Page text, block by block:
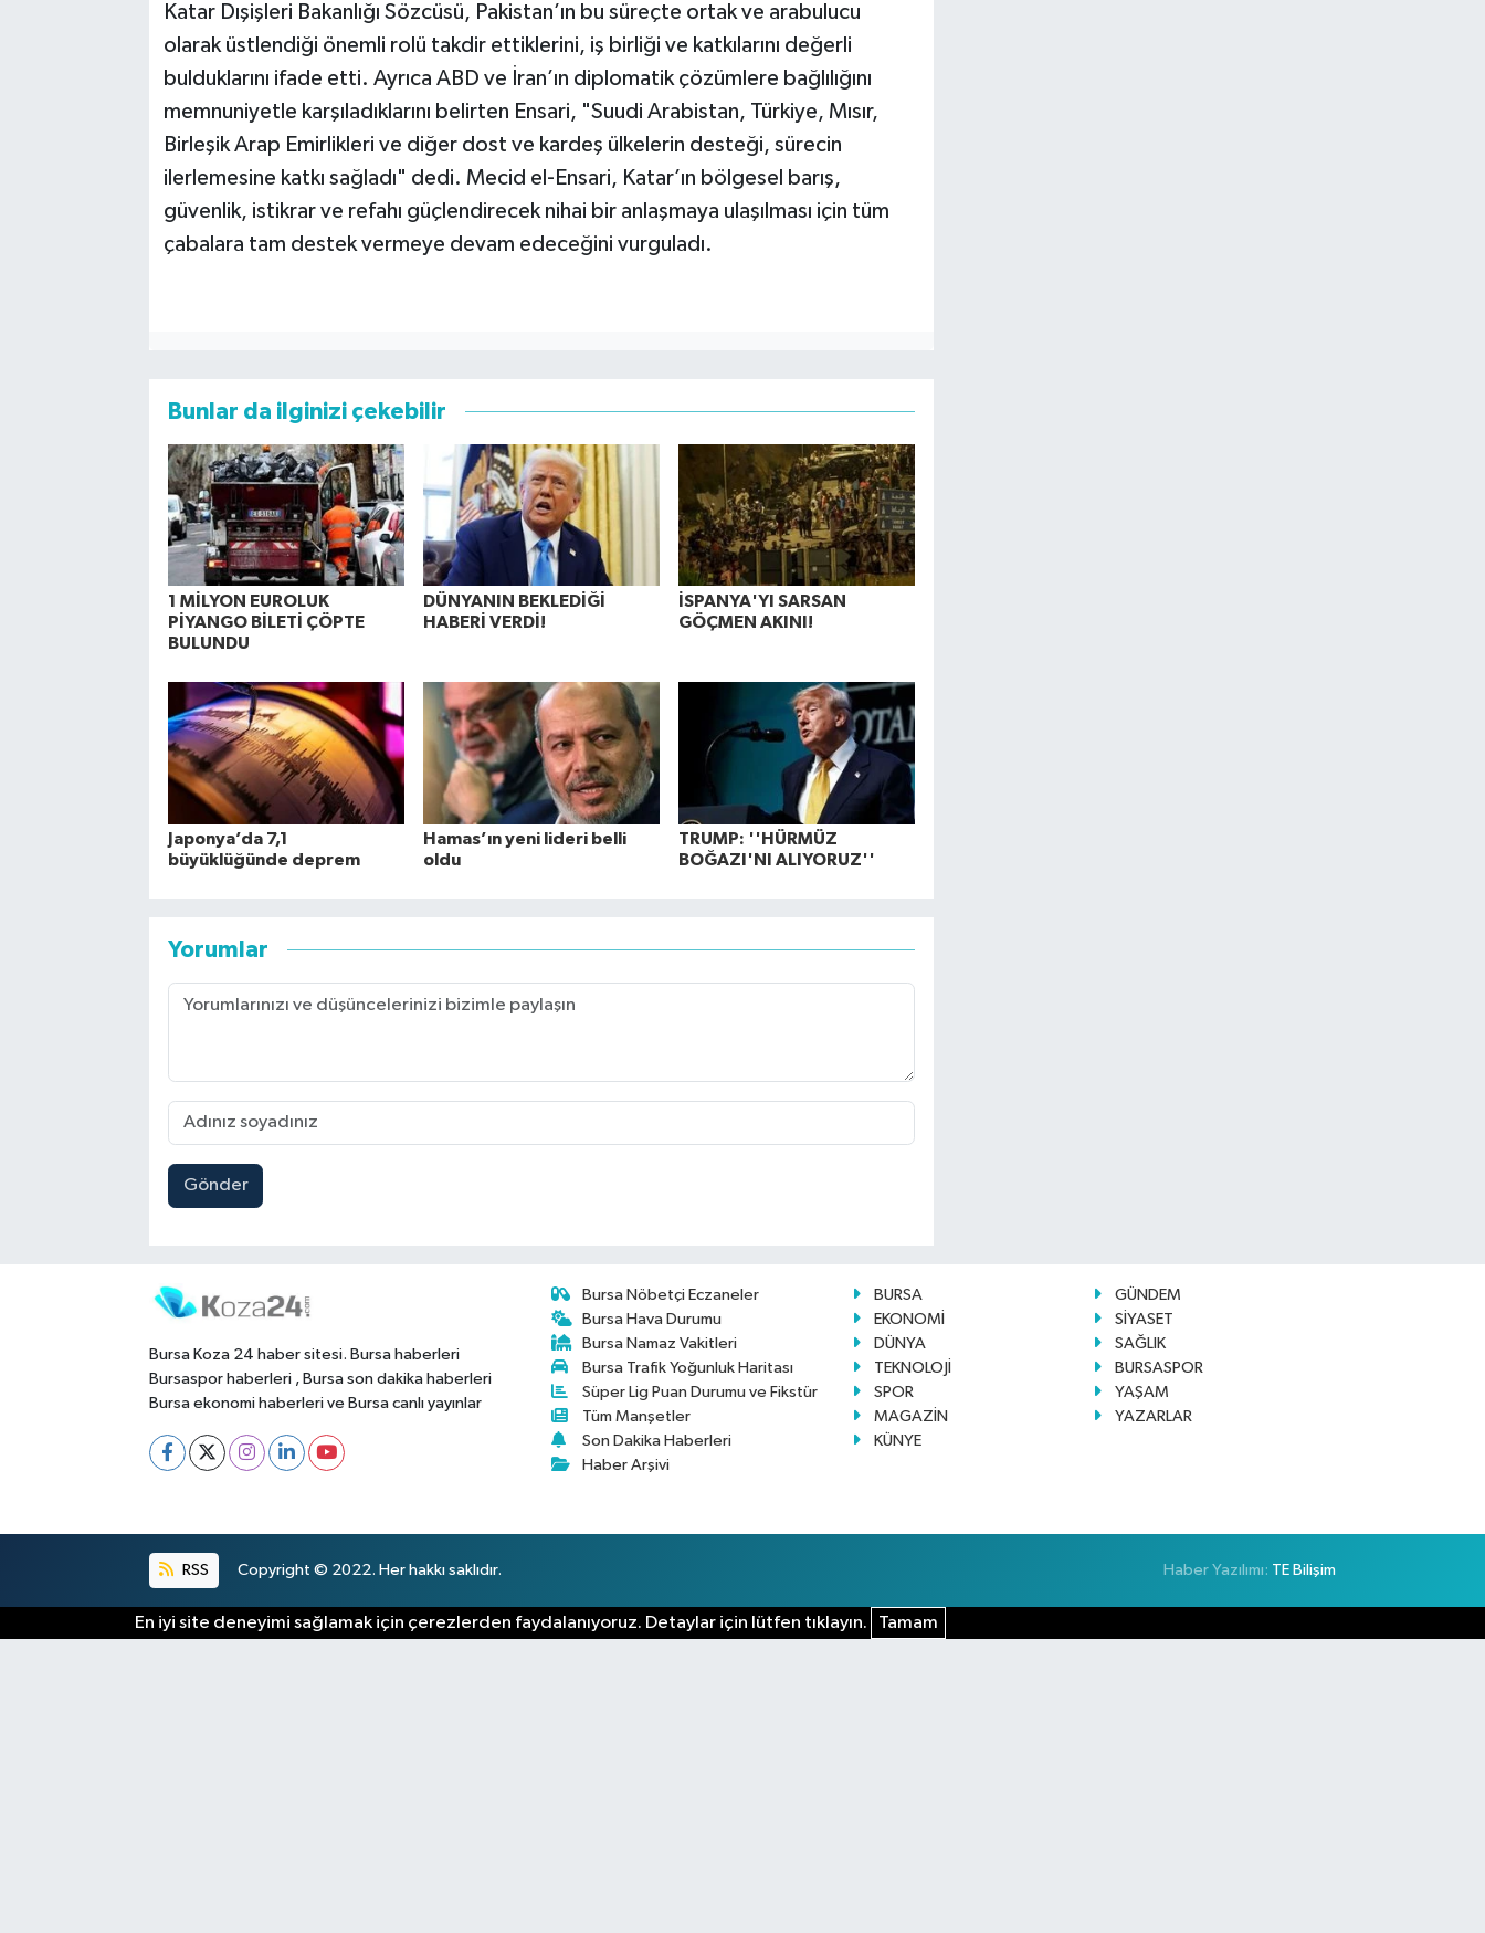
Katar Dışişleri Bakanlığı Sözcüsü, Pakistan’ın bu süreçte ortak ve arabulucu
olarak üstlendiği önemli rolü takdir ettiklerini, iş birliği ve katkılarını değerli
bulduklarını ifade etti. Ayrıca ABD ve İran’ın diplomatik çözümlere bağlılığını
memnuniyetle karşıladıklarını belirten Ensari, "Suudi Arabistan, Türkiye, Mısır,
Birleşik Arap Emirlikleri ve diğer dost ve kardeş ülkelerin desteği, sürecin
ilerlemesine katkı sağladı" dedi. Mecid el-Ensari, Katar’ın bölgesel barış,
güvenlik, istikrar ve refahı güçlendirecek nihai bir anlaşmaya ulaşılması için tüm
çabalara tam destek vermeye devam edeceğini vurguladı.
Bunlar da ilginizi çekebilir
1 MİLYON EUROLUK
PİYANGO BİLETİ ÇÖPTE
BULUNDU
DÜNYANIN BEKLEDİĞİ
HABERİ VERDİ!
İSPANYA'YI SARSAN
GÖÇMEN AKINI!
Japonya’da 7,1
büyüklüğünde deprem
Hamas’ın yeni lideri belli
oldu
TRUMP: ''HÜRMÜZ
BOĞAZI'NI ALIYORUZ''
Yorumlar
Gönder
Bursa Koza 24 haber sitesi. Bursa haberleri
Bursaspor haberleri , Bursa son dakika haberleri
Bursa ekonomi haberleri ve Bursa canlı yayınlar
Bursa Nöbetçi Eczaneler
Bursa Hava Durumu
Bursa Namaz Vakitleri
Bursa Trafik Yoğunluk Haritası
Süper Lig Puan Durumu ve Fikstür
Tüm Manşetler
Son Dakika Haberleri
Haber Arşivi
BURSA
GÜNDEM
EKONOMİ
SİYASET
DÜNYA
SAĞLIK
TEKNOLOJİ
BURSASPOR
SPOR
YAŞAM
MAGAZİN
YAZARLAR
KÜNYE
RSS Copyright © 2022. Her hakkı saklıdır. Haber Yazılımı: TE Bilişim
En iyi site deneyimi sağlamak için çerezlerden faydalanıyoruz. Detaylar için lütfen tıklayın. Tamam